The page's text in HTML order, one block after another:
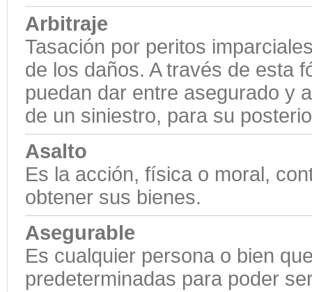
Arbitraje
Tasación por peritos
de los daños. A través de esta
puedan dar entre asegurado y
de un siniestro, para su
Asalto
Es la acción, física o moral,
obtener sus bienes.
Asegurable
Es cualquier persona o bien
predeterminadas para poder